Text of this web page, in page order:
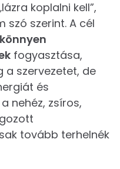
koplalni kell”,
szó szerint. A cél
könnyen
fogyasztása,
a szervezetet, de
és
nehéz, zsíros,
tovább terhelnék